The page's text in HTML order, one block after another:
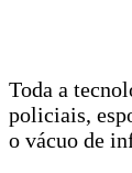
Toda a
policiais,
o vácuo de